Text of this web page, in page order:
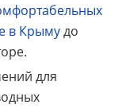
в Крымудо
для